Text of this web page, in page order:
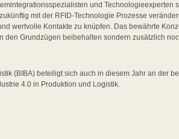
und Technologieexperten
mit der RFID-Technologie Prozesse
wertvolle Kontakte zu knüpfen. Das bewährte
den Grundzügen beibehalten sondern zusätzlich
(BIBA) beteiligt sich auch in diesem Jahr an der
4.0 in Produktion und Logistik.